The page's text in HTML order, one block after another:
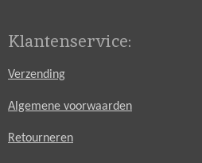
Klantenservice:
Verzending
Algemene voorwaarden
Retourneren